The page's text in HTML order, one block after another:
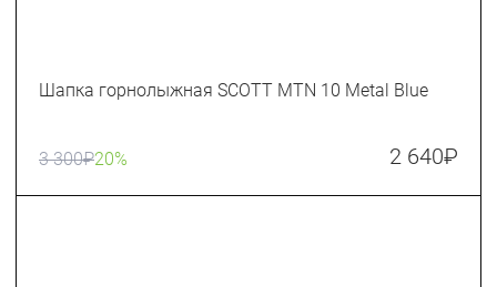
Шапка горнолыжная SCOTT MTN 10 Metal Blue
3 300₽20% 2 640₽